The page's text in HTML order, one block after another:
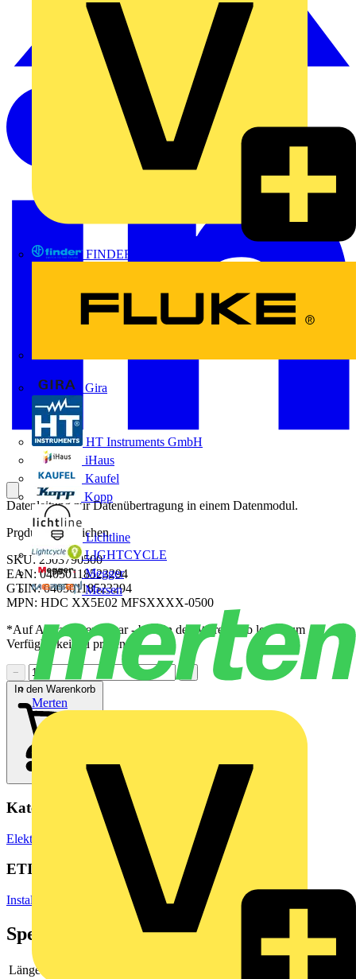
FINDER
Gira
HT Instruments GmbH
iHaus
Kaufel
Kopp
Lichtline
LIGHTCYCLE
Megger
Mersen
Merten
Datenleitung zur Datenübertragung in einem Datenmodul.
Produktkennzeichen
SKU: 2503790500
EAN: 04050118523294
GTIN: 04050118523294
MPN: HDC XX5E02 MFSXXXX-0500
*Auf Anfrage verfügbar - bitte in den Warenkorb legen, um
Verfügbarkeit zu prüfen
−
In den Warenkorb
Kategorien
Elektrokabel & Leitungen Daten- & Kommunikationskabel
ETIM Group
Installationsmaterial Kommunikationsnetze DNT/FNT
Spezifikationen
Länge